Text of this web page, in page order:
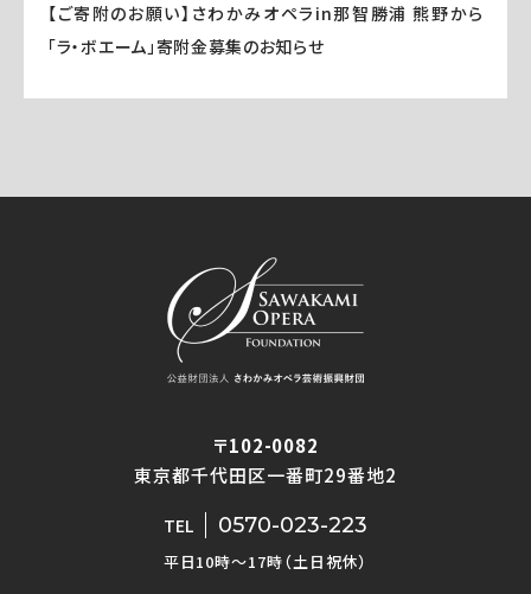
【ご寄附のお願い】さわかみオペラin那智勝浦 熊野から
「ラ・ボエーム」寄附金募集のお知らせ
〒102-0082
東京都千代田区一番町29番地2
TEL 0570-023-223
平日10時〜17時（土日祝休）